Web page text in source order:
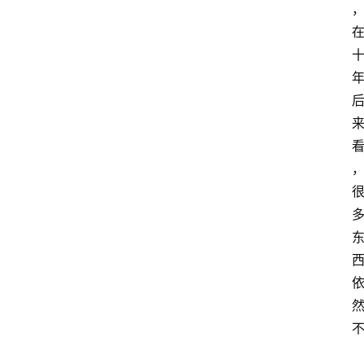
，
在
十
年
后
来
看
，
很
多
东
西
依
然
不